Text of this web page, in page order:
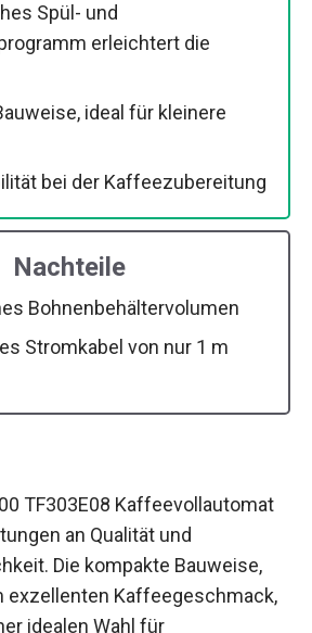
Spül- und
erleichtert die
ideal für kleinere
bei der Kaffeezubereitung
Nachteile
Bohnenbehältervolumen
Stromkabel von nur 1 m
TF303E08 Kaffeevollautomat
an Qualität und
Die kompakte Bauweise,
exzellenten Kaffeegeschmack,
idealen Wahl für